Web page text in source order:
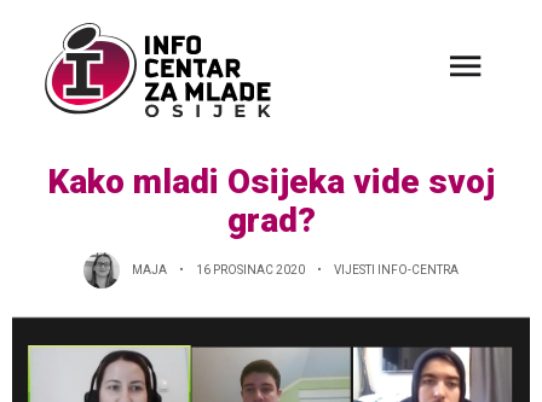
Kako mladi Osijeka vide svoj
grad?
MAJA 16 PROSINAC 2020 VIJESTI INFO-CENTRA